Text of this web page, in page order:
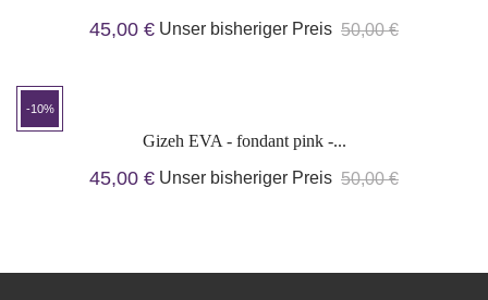
45,00 € Unser bisheriger Preis 50,00 €
-10%
Gizeh EVA - fondant pink -...
45,00 € Unser bisheriger Preis 50,00 €